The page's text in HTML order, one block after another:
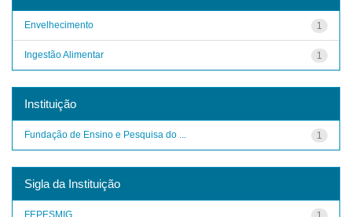
1
Envelhecimento
1
Ingestão Alimentar
Instituição
1
Fundação de Ensino e Pesquisa do ...
Sigla da Instituição
FEPESMIG